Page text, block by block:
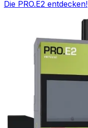
Die PRO.E2 entdecken!